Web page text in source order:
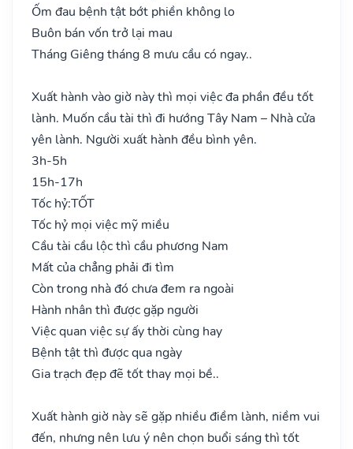
Ốm đau bệnh tật bớt phiền không lo
Buôn bán vốn trở lại mau
Tháng Giêng tháng 8 mưu cầu có ngay..
Xuất hành vào giờ này thì mọi việc đa phần đều tốt
lành. Muốn cầu tài thì đi hướng Tây Nam – Nhà cửa
yên lành. Người xuất hành đều bình yên.
3h-5h
15h-17h
Tốc hỷ:TỐT
Tốc hỷ mọi việc mỹ miều
Cầu tài cầu lộc thì cầu phương Nam
Mất của chẳng phải đi tìm
Còn trong nhà đó chưa đem ra ngoài
Hành nhân thì được gặp người
Việc quan việc sự ấy thời cùng hay
Bệnh tật thì được qua ngày
Gia trạch đẹp đẽ tốt thay mọi bề..
Xuất hành giờ này sẽ gặp nhiều điềm lành, niềm vui
đến, nhưng nên lưu ý nên chọn buổi sáng thì tốt